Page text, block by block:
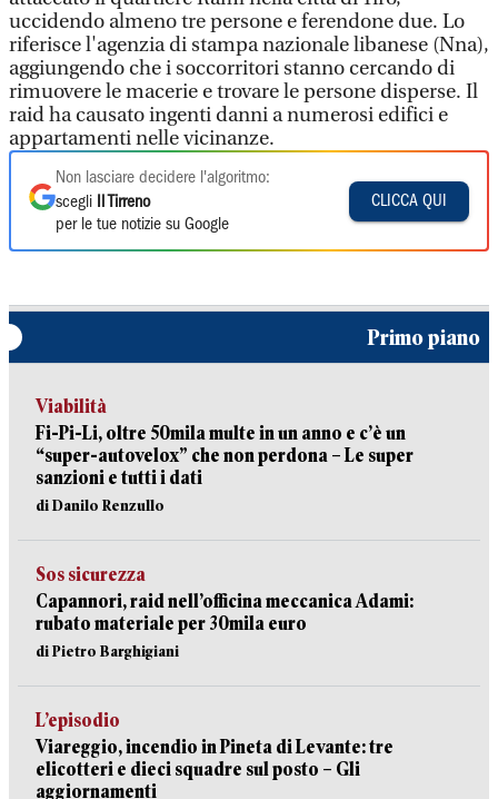
uccidendo almeno tre persone e ferendone due. Lo
riferisce l'agenzia di stampa nazionale libanese (Nna),
aggiungendo che i soccorritori stanno cercando di
rimuovere le macerie e trovare le persone disperse. Il
raid ha causato ingenti danni a numerosi edifici e
appartamenti nelle vicinanze.
Non lasciare decidere l'algoritmo:
scegli
Il Tirreno
per le tue notizie su Google
CLICCA QUI
Primo piano
Viabilità
Fi-Pi-Li, oltre 50mila multe in un anno e c’è un
“super-autovelox” che non perdona – Le super
sanzioni e tutti i dati
di Danilo Renzullo
Sos sicurezza
Capannori, raid nell’officina meccanica Adami:
rubato materiale per 30mila euro
di Pietro Barghigiani
L’episodio
Viareggio, incendio in Pineta di Levante: tre
elicotteri e dieci squadre sul posto – Gli
aggiornamenti